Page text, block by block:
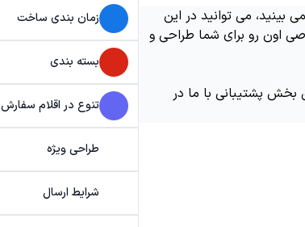
می توانید در این
اون رو برای شما طراحی و
بخش پشتیبانی با ما در
زمان بندی ساخت
بسته بندی
تنوع در اقلام سفارش
طراحی ویژه
شرایط ارسال